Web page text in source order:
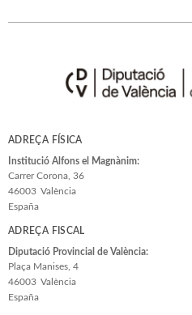
ADREÇA FÍSICA
Institució Alfons el Magnànim:
Carrer Corona, 36
46003 València
España
ADREÇA FISCAL
Diputació Provincial de València:
Plaça Manises, 4
46003 València
España